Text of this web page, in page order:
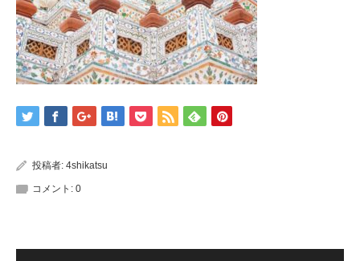
投稿者: 4shikatsu
コメント: 0